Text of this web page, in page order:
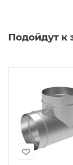
Подойдут к